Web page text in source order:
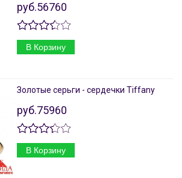
руб.56760
В Корзину
Золотые серьги - сердечки Tiffany
руб.75960
В Корзину